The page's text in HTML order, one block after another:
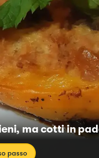
ma cotti in
passo